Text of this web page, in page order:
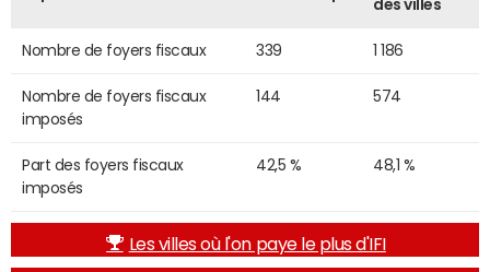
des villes
Nombre de foyers fiscaux 339 1 186
Nombre de foyers fiscaux
imposés
144 574
Part des foyers fiscaux
imposés
42,5 % 48,1 %
Les villes où l'on paye le plus d'IFI